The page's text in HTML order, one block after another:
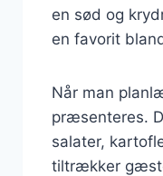
en sød og
en favorit
Når man
præsenteres.
salater,
tiltrækker